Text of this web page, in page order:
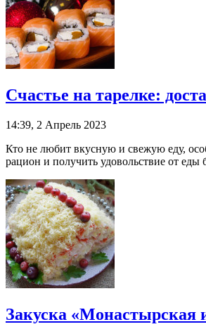
Счастье на тарелке:
14:39, 2 Апрель 2023
Кто не любит вкусную и свежую еду,
рацион и получить удовольствие от еды
Закуска «Монастырская